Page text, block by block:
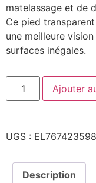
matelassage et de
Ce pied
une meilleure
surfaces inégales.
Ajouter
UGS : EL767423598
Description